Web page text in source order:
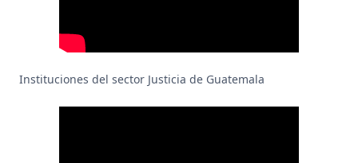
Instituciones del sector Justicia de Guatemala